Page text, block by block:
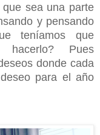
sea una parte
y pensando
teníamos que
Pues
donde cada
para el año